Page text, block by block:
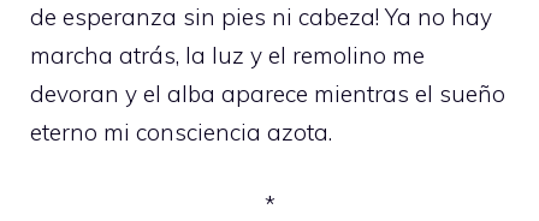
de esperanza sin pies ni cabeza! Ya no hay
marcha atrás, la luz y el remolino me
devoran y el alba aparece mientras el sueño
eterno mi consciencia azota.
*